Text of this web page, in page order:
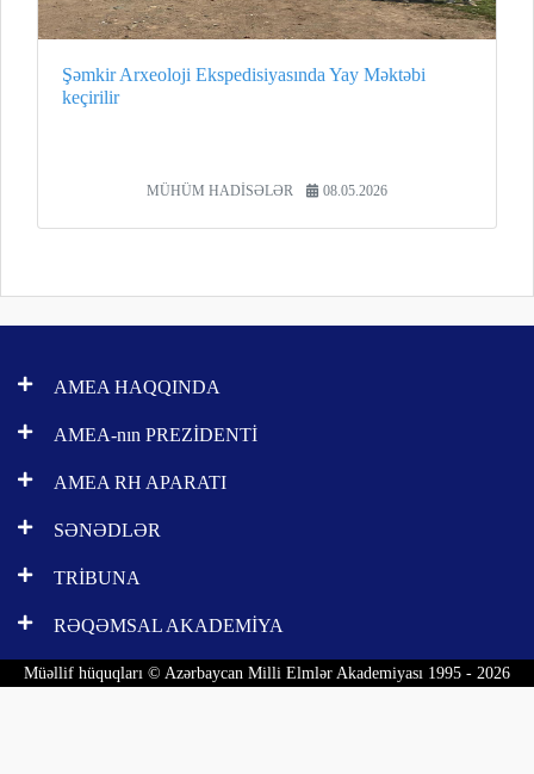
Şəmkir Arxeoloji Ekspedisiyasında Yay Məktəbi
keçirilir
MÜHÜM HADİSƏLƏR 08.05.2026
AMEA HAQQINDA
AMEA-nın PREZİDENTİ
AMEA RH APARATI
SƏNƏDLƏR
TRİBUNA
RƏQƏMSAL AKADEMİYA
Müəllif hüquqları © Azərbaycan Milli Elmlər Akademiyası 1995 - 2026